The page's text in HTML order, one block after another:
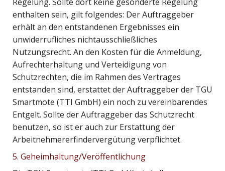
enthalten sein, gilt folgendes: Der Auftraggeber
erhält an den entstandenen Ergebnisses ein
unwiderrufliches nichtausschließliches
Nutzungsrecht. An den Kosten für die Anmeldung,
Aufrechterhaltung und Verteidigung von
Schutzrechten, die im Rahmen des Vertrages
entstanden sind, erstattet der Auftraggeber der TGU
Smartmote (TTI GmbH) ein noch zu vereinbarendes
Entgelt. Sollte der Auftraggeber das Schutzrecht
benutzen, so ist er auch zur Erstattung der
Arbeitnehmererfindervergütung verpflichtet.
5. Geheimhaltung/Veröffentlichung